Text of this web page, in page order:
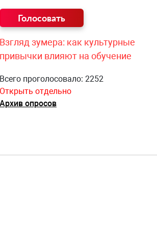
Взгляд зумера: как культурные
привычки влияют на обучение
Всего проголосовало: 2252
Открыть отдельно
Архив опросов